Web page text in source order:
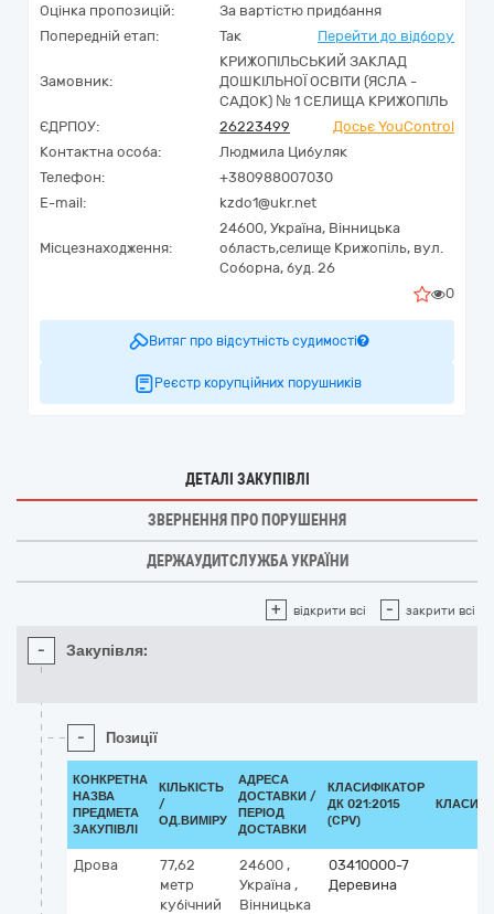
Оцінка пропозицій:
За вартістю придбання
Попередній етап:
Так Перейти до відбору
Замовник:
КРИЖОПІЛЬСЬКИЙ ЗАКЛАД
ДОШКІЛЬНОЇ ОСВІТИ (ЯСЛА -
САДОК) № 1 СЕЛИЩА КРИЖОПІЛЬ
ЄДРПОУ:
26223499
Досьє YouControl
Контактна особа:
Людмила Цибуляк
Телефон:
+380988007030
E-mail:
kzdo1@ukr.net
Місцезнаходження:
24600, Україна, Вінницька
область,селище Крижопіль, вул.
Соборна, буд. 26
0
Витяг про відсутність судимості
Реєстр корупційних порушників
ДЕТАЛІ ЗАКУПІВЛІ
ЗВЕРНЕННЯ ПРО ПОРУШЕННЯ
ДЕРЖАУДИТСЛУЖБА УКРАЇНИ
+ відкрити всі - закрити всі
- Закупівля:
- Позиції
КОНКРЕТНА
НАЗВА
ПРЕДМЕТА
ЗАКУПІВЛІ
КІЛЬКІСТЬ
/
ОД.ВИМІРУ
АДРЕСА
ДОСТАВКИ /
ПЕРІОД
ДОСТАВКИ
КЛАСИФІКАТОР
ДК 021:2015
(CPV)
Дрова
77,62
метр
кубічний
24600 ,
Україна ,
Вінницька
03410000-7
Деревина